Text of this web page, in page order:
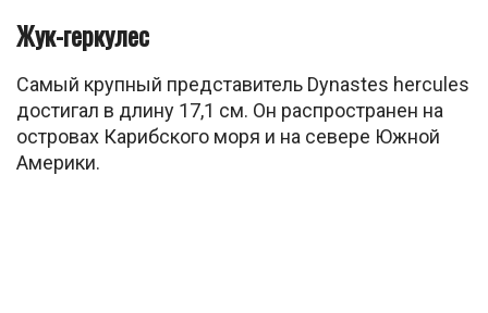
Жук-геркулес
Самый крупный представитель Dynastes hercules
достигал в длину 17,1 см. Он распространен на
островах Карибского моря и на севере Южной
Америки.